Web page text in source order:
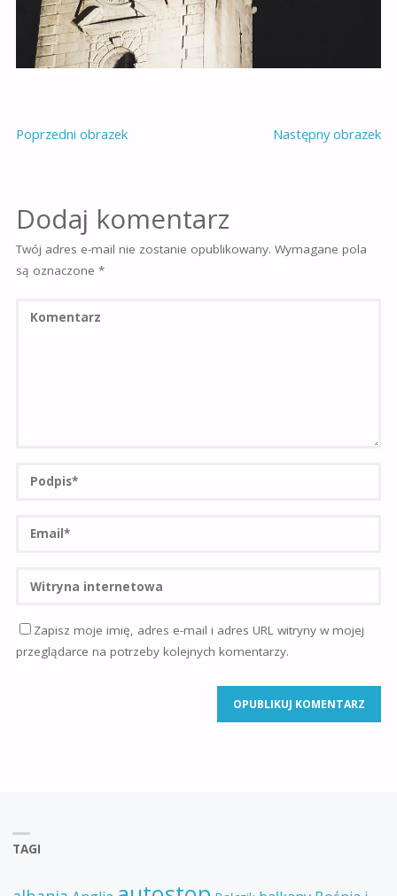
Poprzedni obrazek Następny obrazek
Dodaj komentarz
Twój adres e-mail nie zostanie opublikowany. Wymagane pola
są oznaczone *
Zapisz moje imię, adres e-mail i adres URL witryny w mojej
przeglądarce na potrzeby kolejnych komentarzy.
TAGI